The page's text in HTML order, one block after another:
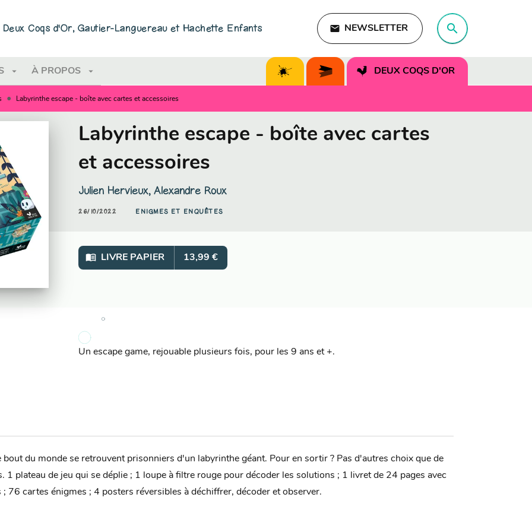
Coqs d'Or, Gautier-Languereau et Hachette Enfants email NEWSLETTER search
arrow_drop_down À PROPOS arrow_drop_down DEUX COQS D'OR
search
• Labyrinthe escape - boîte avec cartes et accessoires
Labyrinthe escape - boîte avec cartes
et accessoires
Julien Hervieux,Alexandre Roux
26/10/2022 ENIGMES ET ENQUÊTES
menu_book LIVRE PAPIER 13,99 €
Un escape game, rejouable plusieurs fois, pour les 9 ans et +.
du monde se retrouvent prisonniers d'un labyrinthe géant. Pour en sortir ? Pas d'autres choix que de
1 plateau de jeu qui se déplie ; 1 loupe à filtre rouge pour décoder les solutions ; 1 livret de 24 pages avec
76 cartes énigmes ; 4 posters réversibles à déchiffrer, décoder et observer.